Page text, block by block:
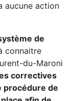
aucune action
de
connaitre
du-Maroni
correctives
procédure de